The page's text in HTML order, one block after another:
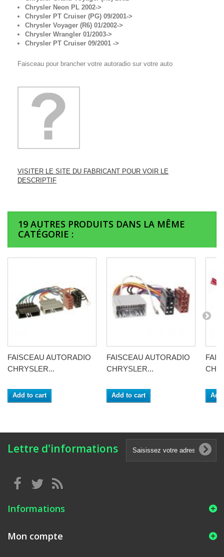
Chrysler Neon PL 2002->
Chrysler PT Cruiser (PG) 09/2001->
Chrysler Voyager (R6) 01/2002->
Chrysler Wrangler 01/2003->
Chrysler PT Cruiser 09/2001 ->
Faisceau pour brancher votre autoradio sur votre auto
VISITER LE SITE DU FABRICANT POUR VOIR LE
DESCRIPTIF
19 AUTRES PRODUITS DANS LA MÊME
CATÉGORIE :
FAISCEAU AUTORADIO
CHRYSLER...
Add to cart
FAISCEAU AUTORADIO
CHRYSLER...
Add to cart
Lettre d'informations
Informations
Mon compte